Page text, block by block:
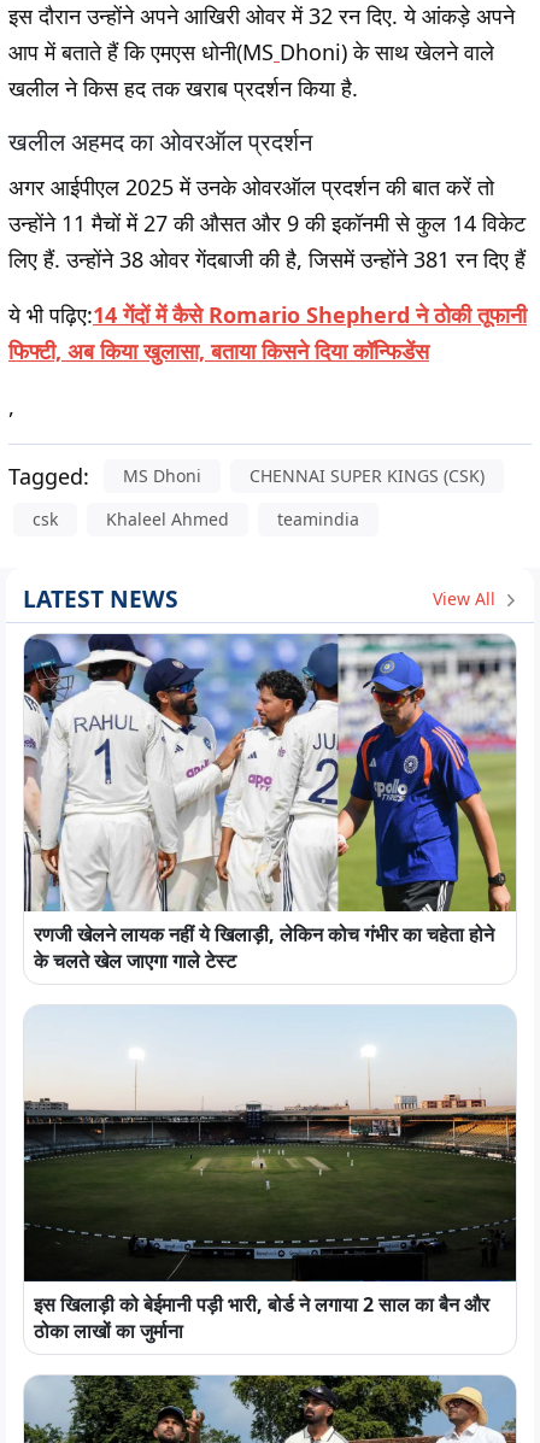
इस दौरान उन्होंने अपने आखिरी ओवर में 32 रन दिए. ये आंकड़े अपने
आप में बताते हैं कि एमएस धोनी(MS Dhoni) के साथ खेलने वाले
खलील ने किस हद तक खराब प्रदर्शन किया है.
खलील अहमद का ओवरऑल प्रदर्शन
अगर आईपीएल 2025 में उनके ओवरऑल प्रदर्शन की बात करें तो
उन्होंने 11 मैचों में 27 की औसत और 9 की इकॉनमी से कुल 14 विकेट
लिए हैं. उन्होंने 38 ओवर गेंदबाजी की है, जिसमें उन्होंने 381 रन दिए हैं
ये भी पढ़िए:14 गेंदों में कैसे Romario Shepherd ने ठोकी तूफानी
फिफ्टी, अब किया खुलासा, बताया किसने दिया कॉन्फिडेंस
,
Tagged: MS Dhoni
CHENNAI SUPER KINGS (CSK)
csk
Khaleel Ahmed teamindia
LATEST NEWS View All
रणजी खेलने लायक नहीं ये खिलाड़ी, लेकिन कोच गंभीर का चहेता होने
के चलते खेल जाएगा गाले टेस्ट
इस खिलाड़ी को बेईमानी पड़ी भारी, बोर्ड ने लगाया 2 साल का बैन और
ठोका लाखों का जुर्माना